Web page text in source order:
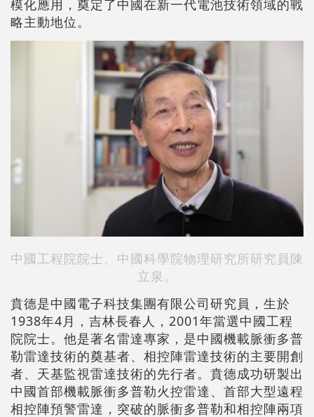
模化應用，奠定了中國在新一代電池技術領域的戰
略主動地位。
中國工程院院士、中國科學院物理研究所研究員陳
立泉。
賁德是中國電子科技集團有限公司研究員，生於
1938年4月，吉林長春人，2001年當選中國工程
院院士。他是著名雷達專家，是中國機載脈衝多普
勒雷達技術的奠基者、相控陣雷達技術的主要開創
者、天基監視雷達技術的先行者。賁德成功研製出
中國首部機載脈衝多普勒火控雷達、首部大型遠程
相控陣預警雷達，突破的脈衝多普勒和相控陣兩項